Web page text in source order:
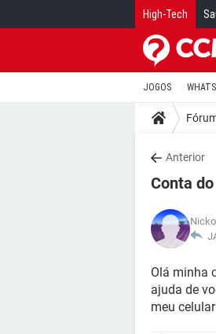
High-Tech
JOGOS
Anterior
Conta
Olá minha
ajuda de
meu